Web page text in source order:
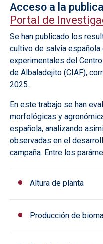
Acceso a la
Portal de
Se han publicado los
cultivo de salvia
experimentales del
de Albaladejito (CIAF),
2025.
En este trabajo se han
morfológicas y
española, analizando
observadas en el
campaña. Entre los
Altura de planta
Producción de